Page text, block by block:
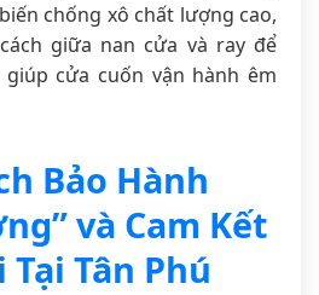
chống xô chất lượng cao,
giữa nan cửa và ray để
cửa cuốn vận hành êm
Bảo Hành
và Cam Kết
Tân Phú